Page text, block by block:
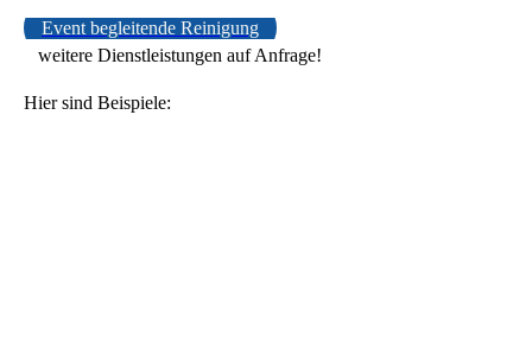
Event begleitende Reinigung
weitere Dienstleistungen auf Anfrage!
Hier sind Beispiele: